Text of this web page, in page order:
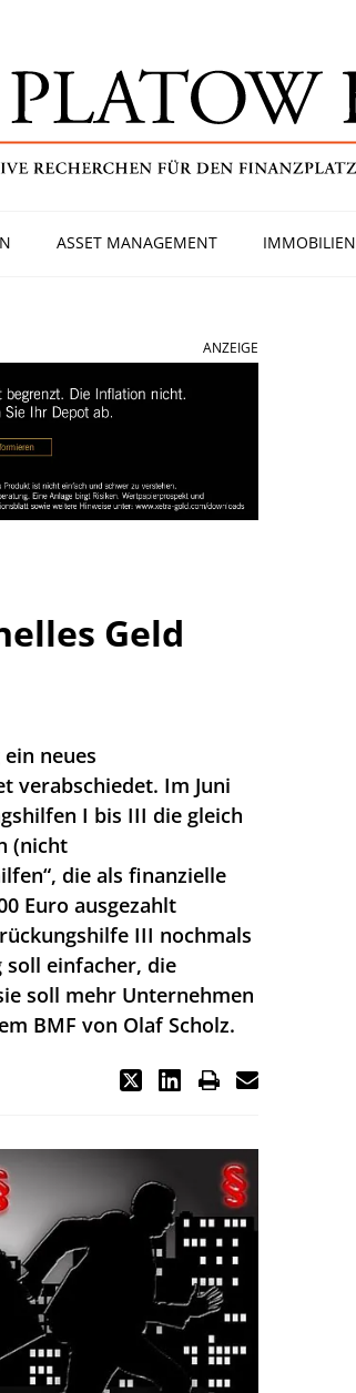
ASSET MANAGEMENT IMMOBILIEN
ANZEIGE
Geld
neues
verabschiedet. Im Juni
I bis III die gleich
(nicht
die als finanzielle
Euro ausgezahlt
III nochmals
soll einfacher, die
soll mehr Unternehmen
BMF von Olaf Scholz.